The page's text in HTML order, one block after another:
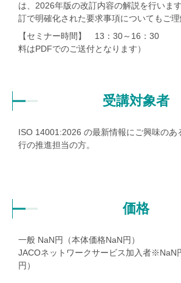
は、2026年版の改訂内容の解説を行いま
訂で明確化された要求事項についてもご理
【セミナー時間】 13：30～16：30
料はPDFでのご送付となります）
受講対象者
ISO 14001:2026 の最新情報にご興味のあ
行の推進担当の方。
価格
一般 NaN円（本体価格NaN円）
JACOネットワークサービス加入者※NaN
円）
JACOニュース
採用情報
ご意見、苦情及び異議申立てフォーム